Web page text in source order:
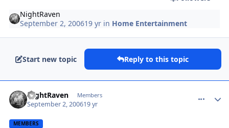
NightRaven
September 2, 200619 yr in Home Entertainment
Start new topic Reply to this topic
NightRaven Members
September 2, 200619 yr
MEMBERS